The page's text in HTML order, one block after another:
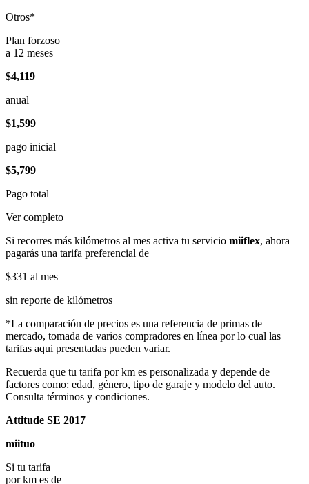
Otros*
Plan forzoso
a 12 meses
$4,119
anual
$1,599
pago inicial
$5,799
Pago total
Ver completo
Si recorres más kilómetros al mes activa tu servicio miiflex, ahora
pagarás una tarifa preferencial de
$331 al mes
sin reporte de kilómetros
*La comparación de precios es una referencia de primas de
mercado, tomada de varios compradores en línea por lo cual las
tarifas aqui presentadas pueden variar.
Recuerda que tu tarifa por km es personalizada y depende de
factores como: edad, género, tipo de garaje y modelo del auto.
Consulta términos y condiciones.
Attitude SE 2017
miituo
Si tu tarifa
por km es de